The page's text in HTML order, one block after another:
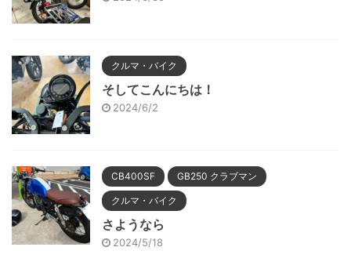
クルマ・バイク
そしてこんにちは！
2024/6/2
CB400SF GB250 クラブマン
クルマ・バイク
さようなら
2024/5/18